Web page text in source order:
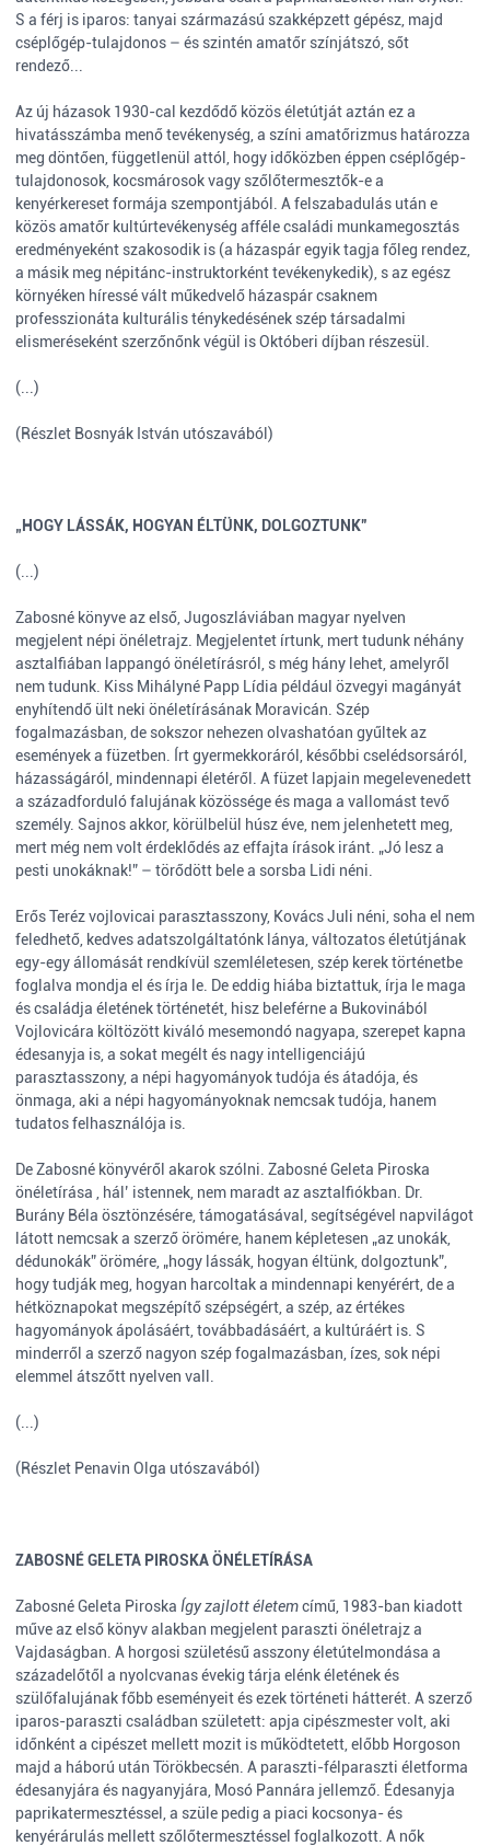
S a férj is iparos: tanyai származású szakképzett gépész, majd
cséplőgép-tulajdonos – és szintén amatőr színjátszó, sőt
rendező...
Az új házasok 1930-cal kezdődő közös életútját aztán ez a
hivatásszámba menő tevékenység, a színi amatőrizmus határozza
meg döntően, függetlenül attól, hogy időközben éppen cséplőgép-
tulajdonosok, kocsmárosok vagy szőlőtermesztők-e a
kenyérkereset formája szempontjából. A felszabadulás után e
közös amatőr kultúrtevékenység afféle családi munkamegosztás
eredményeként szakosodik is (a házaspár egyik tagja főleg rendez,
a másik meg népitánc-instruktorként tevékenykedik), s az egész
környéken híressé vált műkedvelő házaspár csaknem
professzionáta kulturális ténykedésének szép társadalmi
elismeréseként szerzőnőnk végül is Októberi díjban részesül.
(...)
(Részlet Bosnyák István utószavából)
„HOGY LÁSSÁK, HOGYAN ÉLTÜNK, DOLGOZTUNK”
(...)
Zabosné könyve az első, Jugoszláviában magyar nyelven
megjelent népi önéletrajz. Megjelentet írtunk, mert tudunk néhány
asztalfiában lappangó önéletírásról, s még hány lehet, amelyről
nem tudunk. Kiss Mihályné Papp Lídia például özvegyi magányát
enyhítendő ült neki önéletírásának Moravicán. Szép
fogalmazásban, de sokszor nehezen olvashatóan gyűltek az
események a füzetben. Írt gyermekkoráról, későbbi cselédsorsáról,
házasságáról, mindennapi életéről. A füzet lapjain megelevenedett
a századforduló falujának közössége és maga a vallomást tevő
személy. Sajnos akkor, körülbelül húsz éve, nem jelenhetett meg,
mert még nem volt érdeklődés az effajta írások iránt. „Jó lesz a
pesti unokáknak!” – törődött bele a sorsba Lidi néni.
Erős Teréz vojlovicai parasztasszony, Kovács Juli néni, soha el nem
feledhető, kedves adatszolgáltatónk lánya, változatos életútjának
egy-egy állomását rendkívül szemléletesen, szép kerek történetbe
foglalva mondja el és írja le. De eddig hiába biztattuk, írja le maga
és családja életének történetét, hisz beleférne a Bukovinából
Vojlovicára költözött kiváló mesemondó nagyapa, szerepet kapna
édesanyja is, a sokat megélt és nagy intelligenciájú
parasztasszony, a népi hagyományok tudója és átadója, és
önmaga, aki a népi hagyományoknak nemcsak tudója, hanem
tudatos felhasználója is.
De Zabosné könyvéről akarok szólni. Zabosné Geleta Piroska
önéletírása , hál’ istennek, nem maradt az asztalfiókban. Dr.
Burány Béla ösztönzésére, támogatásával, segítségével napvilágot
látott nemcsak a szerző örömére, hanem képletesen „az unokák,
dédunokák” örömére, „hogy lássák, hogyan éltünk, dolgoztunk”,
hogy tudják meg, hogyan harcoltak a mindennapi kenyérért, de a
hétköznapokat megszépítő szépségért, a szép, az értékes
hagyományok ápolásáért, továbbadásáért, a kultúráért is. S
minderről a szerző nagyon szép fogalmazásban, ízes, sok népi
elemmel átszőtt nyelven vall.
(...)
(Részlet Penavin Olga utószavából)
ZABOSNÉ GELETA PIROSKA ÖNÉLETÍRÁSA
Zabosné Geleta Piroska Így zajlott életemcímű, 1983-ban kiadott
műve az első könyv alakban megjelent paraszti önéletrajz a
Vajdaságban. A horgosi születésű asszony életútelmondása a
századelőtől a nyolcvanas évekig tárja elénk életének és
szülőfalujának főbb eseményeit és ezek történeti hátterét. A szerző
iparos-paraszti családban született: apja cipészmester volt, aki
időnként a cipészet mellett mozit is működtetett, előbb Horgoson
majd a háború után Törökbecsén. A paraszti-félparaszti életforma
édesanyjára és nagyanyjára, Mosó Pannára jellemző. Édesanyja
paprikatermesztéssel, a szüle pedig a piaci kocsonya- és
kenyérárulás mellett szőlőtermesztéssel foglalkozott. A nők